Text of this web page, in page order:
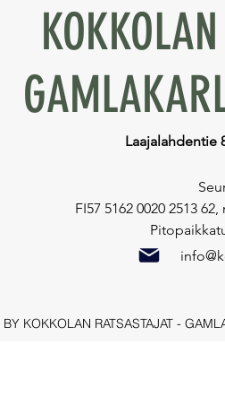
Laajalahdentie
FI57 5162 0020 2513
KOKKOLAN RATSASTAJAT -